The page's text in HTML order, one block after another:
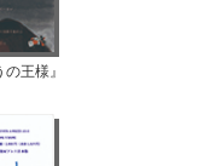
王様』